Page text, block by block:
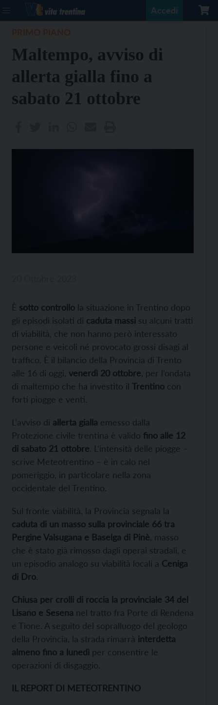
Accedi
Maltempo, avviso di
allerta gialla fino a
sabato 21 ottobre
È sotto controllo la situazione in Trentino dopo
gli episodi isolati di caduta massi su alcuni tratti
di viabilità, che non hanno però interessato
persone e veicoli né provocato grossi disagi al
traffico. È il bilancio della Provincia di Trento
alle 16 di oggi, venerdì 20 ottobre, per l’ondata
di maltempo che ha investito il Trentino con
forti piogge e venti.
L’avviso di allerta gialla emesso dalla
Protezione civile trentina è valido fino alle 12
di sabato 21 ottobre. L’intensità delle piogge –
scrive Meteotrentino – è in calo nel
pomeriggio, in particolare nella zona
occidentale del Trentino.
Sul fronte viabilità, la Provincia segnala la
caduta di un masso sulla provinciale 66 tra
Pergine Valsugana e Baselga di Pinè, masso
che è stato già rimosso dagli operai stradali, e
un episodio analogo su viabilità locali a Ceniga
di Dro.
Chiusa per crolli di roccia la provinciale 34 del
Lisano e Sesena nel tratto fra Porte di Rendena
e Tione. A seguito del sopralluogo del geologo
della Provincia, la strada rimarrà interdetta
almeno fino a lunedì per consentire le
operazioni di disgaggio.
IL REPORT DI METEOTRENTINO